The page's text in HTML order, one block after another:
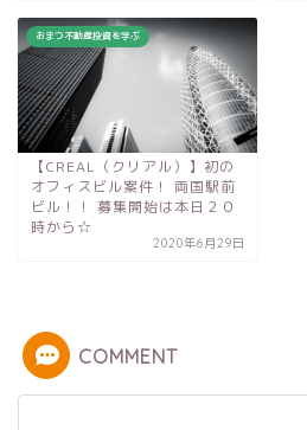
おまつ不動産投資を学ぶ
【CREAL（クリアル）】初の
オフィスビル案件！ 両国駅前
ビル！！ 募集開始は本日２０
時から☆
2020年6月29日
COMMENT